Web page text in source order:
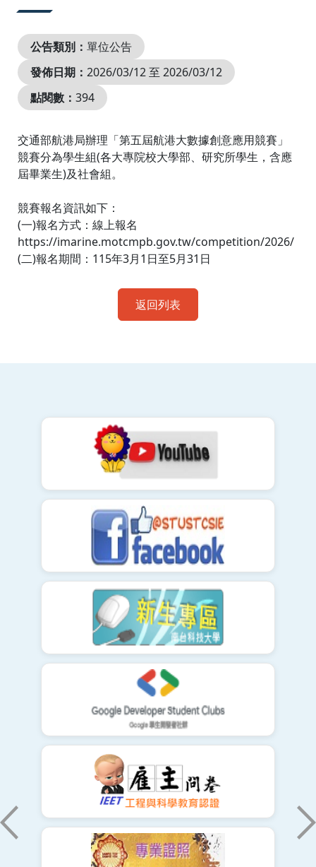
公告類別： 單位公告
發佈日期： 2026/03/12 至 2026/03/12
點閱數： 394
交通部航港局辦理「第五屆航港大數據創意應用競賽」
競賽分為學生組(各大專院校大學部、研究所學生，含應
屆畢業生)及社會組。
競賽報名資訊如下：
(一)報名方式：線上報名
https://imarine.motcmpb.gov.tw/competition/2026/
(二)報名期間：115年3月1日至5月31日
返回列表